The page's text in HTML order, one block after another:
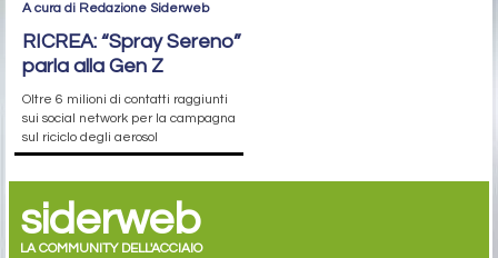
A cura di Redazione Siderweb
RICREA: “Spray Sereno”
parla alla Gen Z
Oltre 6 milioni di contatti raggiunti
sui social network per la campagna
sul riciclo degli aerosol
siderweb
LA COMMUNITY DELL'ACCIAIO